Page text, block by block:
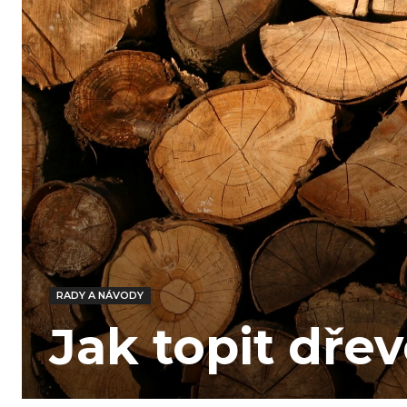
RADY A NÁVODY
Jak topit